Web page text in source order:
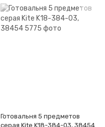
Готовальня 5 предметов
серая Kite K18-384-03, 38454